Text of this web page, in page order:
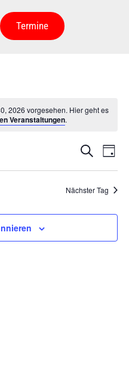
Termine
2026 vorgesehen. Hier geht es
Veranstaltungen.
und
SucheTag
Nächster Tag